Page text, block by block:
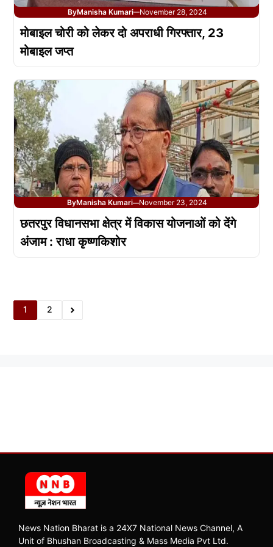
ByManisha Kumari—November 28, 2024
मोबाइल चोरी को लेकर दो अपराधी गिरफ्तार, 23
मोबाइल जप्त
ByManisha Kumari—November 23, 2024
छतरपुर विधानसभा क्षेत्र में विकास योजनाओं को देंगे
अंजाम : राधा कृष्णकिशोर
1 2
News Nation Bharat is a 24X7 National News Channel, A
Unit of Bhushan Broadcasting & Mass Media Pvt Ltd.